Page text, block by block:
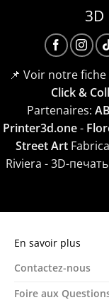
📌 Voir notre
Click &
Partenaires:
Printer3d.one-
Street Art
Riviera - 3D-
En savoir plus
Contactez-nous
Foire aux